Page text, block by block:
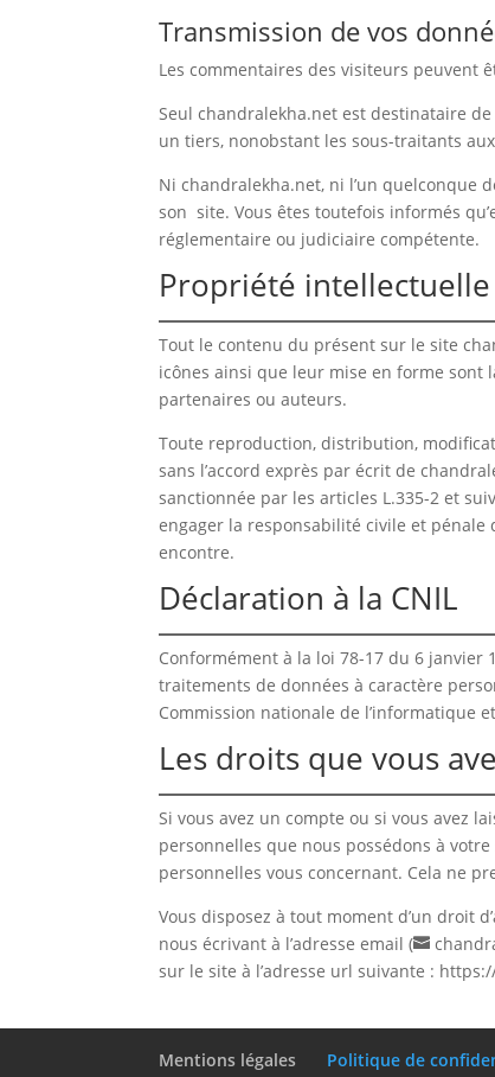
Transmission de vos
Les commentaires des visiteurs peuvent
Seul chandralekha.net est destinataire
un tiers, nonobstant les sous-traitants
Ni chandralekha.net, ni l’un quelconque
son site. Vous êtes toutefois informés
réglementaire ou judiciaire compétente.
Propriété intellectuelle
Tout le contenu du présent sur le site
icônes ainsi que leur mise en forme sont
partenaires ou auteurs.
Toute reproduction, distribution,
sans l’accord exprès par écrit de
sanctionnée par les articles L.335-2 et
engager la responsabilité civile et
encontre.
Déclaration à la CNIL
Conformément à la loi 78-17 du 6 janvier
traitements de données à caractère
Commission nationale de l’informatique
Les droits que vous
Si vous avez un compte ou si vous avez
personnelles que nous possédons à
personnelles vous concernant. Cela ne
Vous disposez à tout moment d’un droit
nous écrivant à l’adresse email (
sur le site à l’adresse url suivante :
Mentions légales Politique de